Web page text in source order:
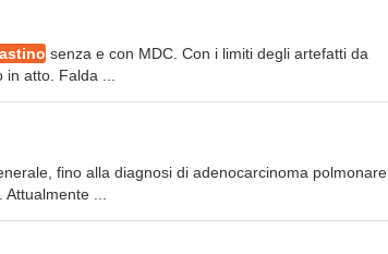
senza e con MDC. Con i limiti degli artefatti da
atto. Falda ...
fino alla diagnosi di adenocarcinoma polmonare
. Attualmente ...